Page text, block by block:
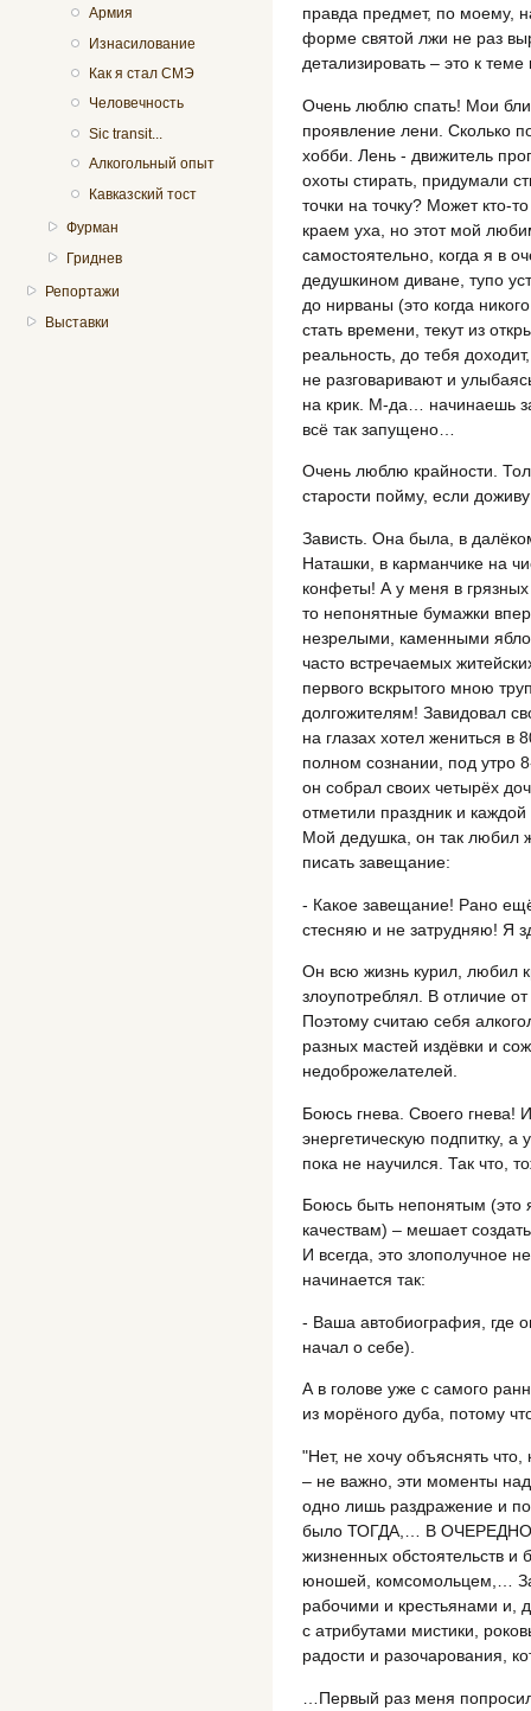
Армия
Изнасилование
Как я стал СМЭ
Человечность
Sic transit...
Алкогольный опыт
Кавказский тост
Фурман
Гриднев
Репортажи
Выставки
правда предмет, по моему,
форме святой лжи не раз
детализировать – это к
Очень люблю спать! Мои
проявление лени. Сколько
хобби. Лень - движитель
охоты стирать, придумали
точки на точку? Может кто-
краем уха, но этот мой
самостоятельно, когда я в
дедушкином диване, тупо
до нирваны (это когда
стать времени, текут из
реальность, до тебя
не разговаривают и
на крик. М-да… начинаешь
всё так запущено…
Очень люблю крайности.
старости пойму, если
Зависть. Она была, в
Наташки, в карманчике на
конфеты! А у меня в
то непонятные бумажки
незрелыми, каменными
часто встречаемых
первого вскрытого мною
долгожителям! Завидовал
на глазах хотел жениться в
полном сознании, под утро
он собрал своих четырёх
отметили праздник и
Мой дедушка, он так любил
писать завещание:
- Какое завещание! Рано
стесняю и не затрудняю! Я
Он всю жизнь курил, любил
злоупотреблял. В отличие
Поэтому считаю себя
разных мастей издёвки и
недоброжелателей.
Боюсь гнева. Своего гнева!
энергетическую подпитку, а
пока не научился. Так что,
Боюсь быть непонятым (это
качествам) – мешает
И всегда, это злополучное
начинается так:
- Ваша автобиография, где
начал о себе).
А в голове уже с самого
из морёного дуба, потому
"Нет, не хочу объяснять
– не важно, эти моменты
одно лишь раздражение и
было ТОГДА,… В ОЧЕРЕДНОЙ
жизненных обстоятельств
юношей, комсомольцем,…
рабочими и крестьянами
с атрибутами мистики,
радости и разочарования,
…Первый раз меня